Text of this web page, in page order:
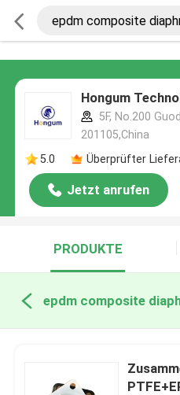
Hongum
5F, No.200
201105,China
5.0
Überprüfter
Jetzt anrufen
PRODUKTE